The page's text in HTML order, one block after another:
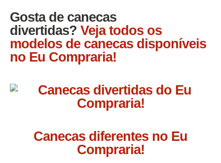
Gosta de canecas
divertidas? Veja todos os
modelos de canecas disponíveis
no Eu Compraria!
Canecas diferentes no Eu
Compraria!